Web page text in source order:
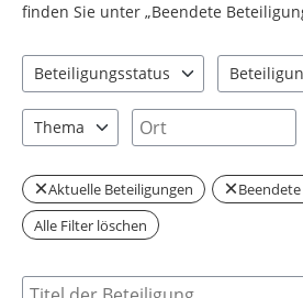
finden Sie unter „Beendete
Beteiligungsstatus
Thema
Ort
Aktuelle Beteiligungen
Alle Filter löschen
Suche nach Beteiligung